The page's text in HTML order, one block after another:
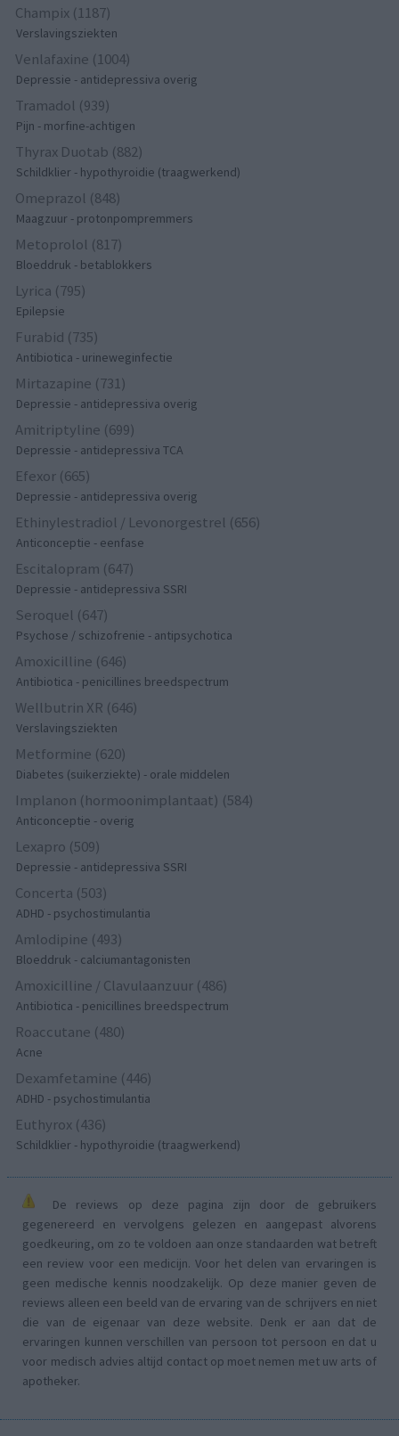
Champix (1187)
Verslavingsziekten
Venlafaxine (1004)
Depressie - antidepressiva overig
Tramadol (939)
Pijn - morfine-achtigen
Thyrax Duotab (882)
Schildklier - hypothyroidie (traagwerkend)
Omeprazol (848)
Maagzuur - protonpompremmers
Metoprolol (817)
Bloeddruk - betablokkers
Lyrica (795)
Epilepsie
Furabid (735)
Antibiotica - urineweginfectie
Mirtazapine (731)
Depressie - antidepressiva overig
Amitriptyline (699)
Depressie - antidepressiva TCA
Efexor (665)
Depressie - antidepressiva overig
Ethinylestradiol / Levonorgestrel (656)
Anticonceptie - eenfase
Escitalopram (647)
Depressie - antidepressiva SSRI
Seroquel (647)
Psychose / schizofrenie - antipsychotica
Amoxicilline (646)
Antibiotica - penicillines breedspectrum
Wellbutrin XR (646)
Verslavingsziekten
Metformine (620)
Diabetes (suikerziekte) - orale middelen
Implanon (hormoonimplantaat) (584)
Anticonceptie - overig
Lexapro (509)
Depressie - antidepressiva SSRI
Concerta (503)
ADHD - psychostimulantia
Amlodipine (493)
Bloeddruk - calciumantagonisten
Amoxicilline / Clavulaanzuur (486)
Antibiotica - penicillines breedspectrum
Roaccutane (480)
Acne
Dexamfetamine (446)
ADHD - psychostimulantia
Euthyrox (436)
Schildklier - hypothyroidie (traagwerkend)
De reviews op deze pagina zijn door de gebruikers
gegenereerd en vervolgens gelezen en aangepast alvorens
goedkeuring, om zo te voldoen aan onze standaarden wat betreft
een review voor een medicijn. Voor het delen van ervaringen is
geen medische kennis noodzakelijk. Op deze manier geven de
reviews alleen een beeld van de ervaring van de schrijvers en niet
die van de eigenaar van deze website. Denk er aan dat de
ervaringen kunnen verschillen van persoon tot persoon en dat u
voor medisch advies altijd contact op moet nemen met uw arts of
apotheker.